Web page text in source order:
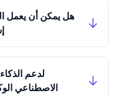
هل يمكن أن يعمل
الاصطناعي